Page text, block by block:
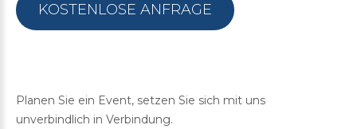
KOSTENLOSE ANFRAGE
Planen Sie ein Event, setzen Sie sich mit uns
unverbindlich in Verbindung.